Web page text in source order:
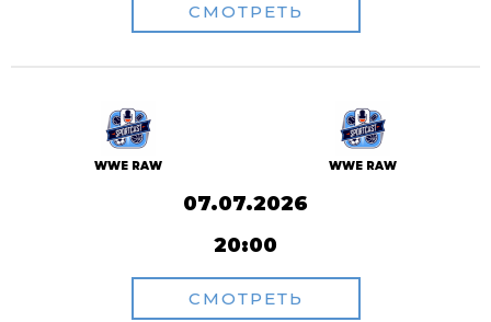
СМОТРЕТЬ
WWE RAW WWE RAW
07.07.2026
20:00
СМОТРЕТЬ